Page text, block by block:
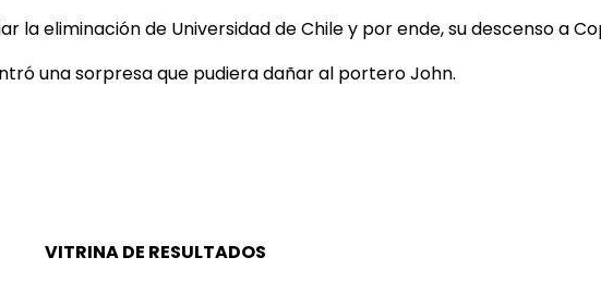
la eliminación de Universidad de Chile y por ende, su descenso a
una sorpresa que pudiera dañar al portero John.
VITRINA DE RESULTADOS